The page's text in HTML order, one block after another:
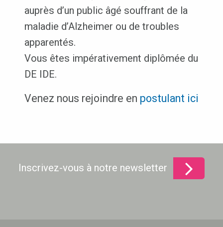
auprès d’un public âgé souffrant de la
maladie d’Alzheimer ou de troubles
apparentés.
Vous êtes impérativement diplômée du
DE IDE.
Venez nous rejoindre en postulant ici
Inscrivez-vous à notre newsletter